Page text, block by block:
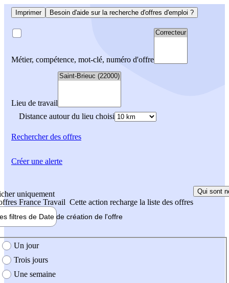
Imprimer Besoin d'aide sur la recherche d'offres d'emploi ?
Métier, compétence, mot-clé, numéro d'offre
Lieu de travail
Distance autour du lieu choisi
Rechercherdes offres
uniquement
France Travail Cette action recharge la liste des offres
Qui sont
filtres de Date de création de l'offre
création de l'offre
Un jour
Trois jours
Une semaine
Créer une alerte